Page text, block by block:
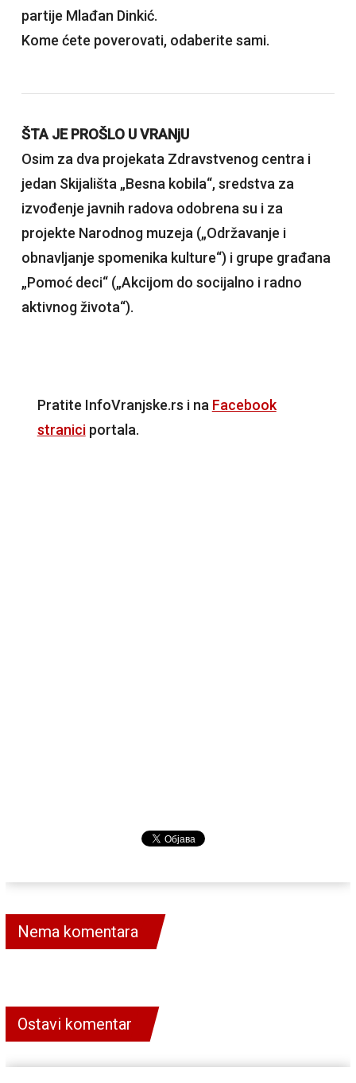
partije Mlađan Dinkić.
Kome ćete poverovati, odaberite sami.
ŠTA JE PROŠLO U VRANjU
Osim za dva projekata Zdravstvenog centra i
jedan Skijališta „Besna kobila“, sredstva za
izvođenje javnih radova odobrena su i za
projekte Narodnog muzeja („Održavanje i
obnavljanje spomenika kulture“) i grupe građana
„Pomoć deci“ („Akcijom do socijalno i radno
aktivnog života“).
Pratite InfoVranjske.rs i na Facebook
straniciportala.
Nema komentara
Ostavi komentar